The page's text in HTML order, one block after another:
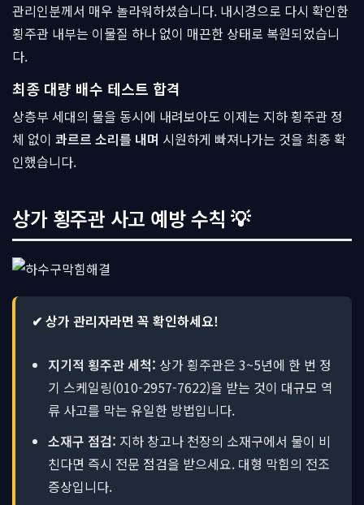
관리인분께서 매우 놀라워하셨습니다. 내시경으로 다시 확인한
횡주관 내부는 이물질 하나 없이 매끈한 상태로 복원되었습니
다.
최종 대량 배수 테스트 합격
상층부 세대의 물을 동시에 내려보아도 이제는 지하 횡주관 정
체 없이 콰르르 소리를 내며 시원하게 빠져나가는 것을 최종 확
인했습니다.
상가 횡주관 사고 예방 수칙 💡
✔ 상가 관리자라면 꼭 확인하세요!
지기적 횡주관 세척: 상가 횡주관은 3~5년에 한 번 정
기 스케일링(010-2957-7622)을 받는 것이 대규모 역
류 사고를 막는 유일한 방법입니다.
소재구 점검: 지하 창고나 천장의 소재구에서 물이 비
친다면 즉시 전문 점검을 받으세요. 대형 막힘의 전조
증상입니다.